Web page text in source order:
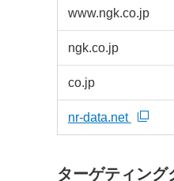
ス
キ
www.ngk.co.jp
ngk.co.jp
co.jp
nr-data.net
ターゲティング